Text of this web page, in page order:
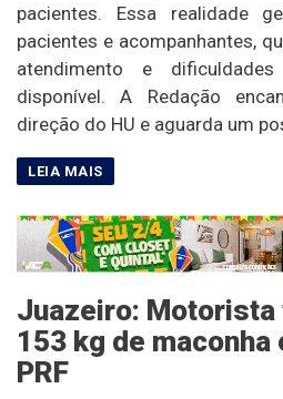
pacientes. Essa realidade
pacientes e acompanhantes,
atendimento e
disponível. A Redação
direção do HU e aguarda um
Juazeiro:
153 kg de
PRF